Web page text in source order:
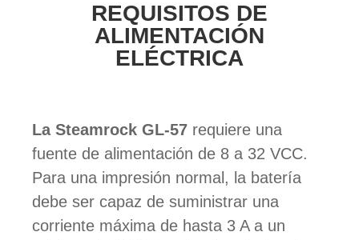
REQUISITOS DE
ALIMENTACIÓN
ELÉCTRICA
La Steamrock GL-57 requiere una
fuente de alimentación de 8 a 32 VCC.
Para una impresión normal, la batería
debe ser capaz de suministrar una
corriente máxima de hasta 3 A a un